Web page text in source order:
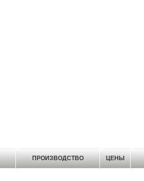
ПРОИЗВОДСТВО ЦЕНЫ